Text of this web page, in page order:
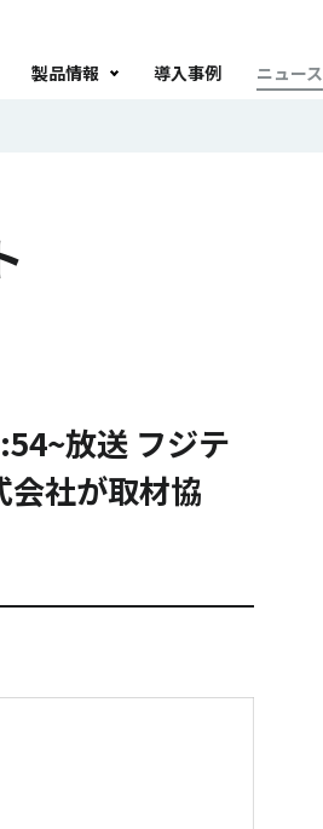
製品情報 導入事例 ニュース
放送 フジテ
会社が取材協